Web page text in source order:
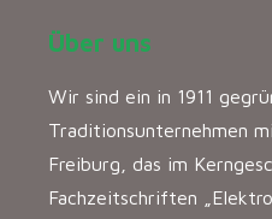
Über uns
Wir sind ein in 1911
Traditionsunternehmen
Freiburg, das im
Fachzeitschriften